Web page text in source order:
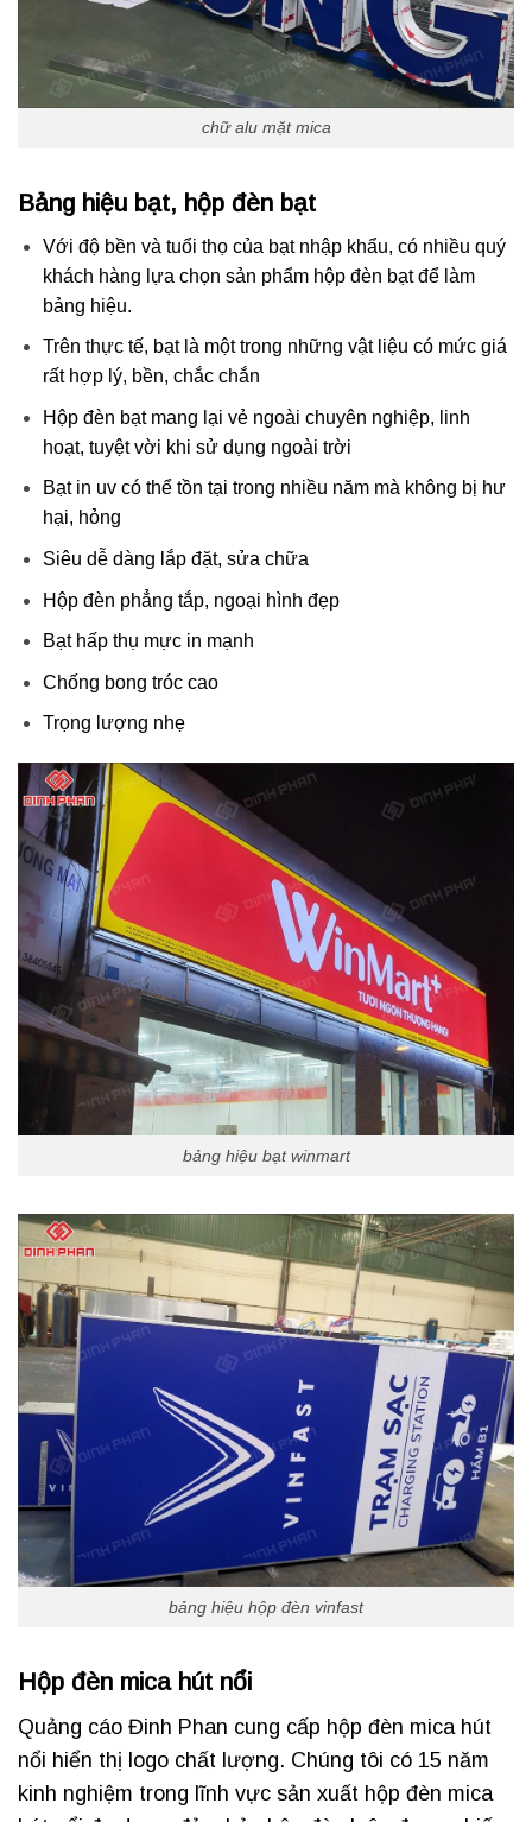
chữ alu mặt mica
Bảng hiệu bạt, hộp đèn bạt
Với độ bền và tuổi thọ của bạt nhập khẩu, có nhiều quý
khách hàng lựa chọn sản phẩm hộp đèn bạt để làm
bảng hiệu.
Trên thực tế, bạt là một trong những vật liệu có mức giá
rất hợp lý, bền, chắc chắn
Hộp đèn bạt mang lại vẻ ngoài chuyên nghiệp, linh
hoạt, tuyệt vời khi sử dụng ngoài trời
Bạt in uv có thể tồn tại trong nhiều năm mà không bị hư
hại, hỏng
Siêu dễ dàng lắp đặt, sửa chữa
Hộp đèn phẳng tắp, ngoại hình đẹp
Bạt hấp thụ mực in mạnh
Chống bong tróc cao
Trọng lượng nhẹ
bảng hiệu bạt winmart
bảng hiệu hộp đèn vinfast
Hộp đèn mica hút nổi
Quảng cáo Đinh Phan cung cấp hộp đèn mica hút
nổi hiển thị logo chất lượng. Chúng tôi có 15 năm
kinh nghiệm trong lĩnh vực sản xuất hộp đèn mica